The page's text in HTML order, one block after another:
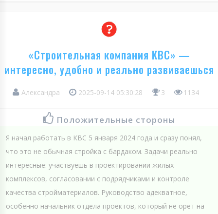
«Строительная компания КВС» —
интересно, удобно и реально развиваешься
Александра 2025-09-14 05:30:28 3 1134
Положительные стороны
Я начал работать в КВС 5 января 2024 года и сразу понял,
что это не обычная стройка с бардаком. Задачи реально
интересные: участвуешь в проектировании жилых
комплексов, согласовании с подрядчиками и контроле
качества стройматериалов. Руководство адекватное,
особенно начальник отдела проектов, который не орёт на